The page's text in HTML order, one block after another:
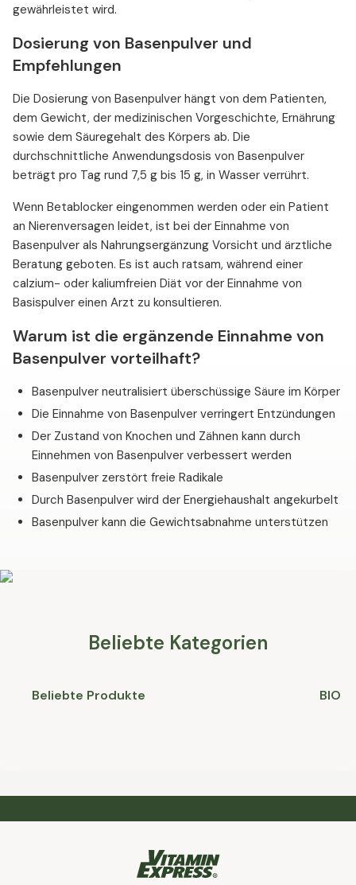
gewährleistet wird.
Dosierung von Basenpulver und
Empfehlungen
Die Dosierung von Basenpulver hängt von dem Patienten,
dem Gewicht, der medizinischen Vorgeschichte, Ernährung
sowie dem Säuregehalt des Körpers ab. Die
durchschnittliche Anwendungsdosis von Basenpulver
beträgt pro Tag rund 7,5 g bis 15 g, in Wasser verrührt.
Wenn Betablocker eingenommen werden oder ein Patient
an Nierenversagen leidet, ist bei der Einnahme von
Basenpulver als Nahrungsergänzung Vorsicht und ärztliche
Beratung geboten. Es ist auch ratsam, während einer
calzium- oder kaliumfreien Diät vor der Einnahme von
Basispulver einen Arzt zu konsultieren.
Warum ist die ergänzende Einnahme von
Basenpulver vorteilhaft?
Basenpulver neutralisiert überschüssige Säure im Körper
Die Einnahme von Basenpulver verringert Entzündungen
Der Zustand von Knochen und Zähnen kann durch
Einnehmen von Basenpulver verbessert werden
Basenpulver zerstört freie Radikale
Durch Basenpulver wird der Energiehaushalt angekurbelt
Basenpulver kann die Gewichtsabnahme unterstützen
Beliebte Kategorien
Beliebte Produkte BIO